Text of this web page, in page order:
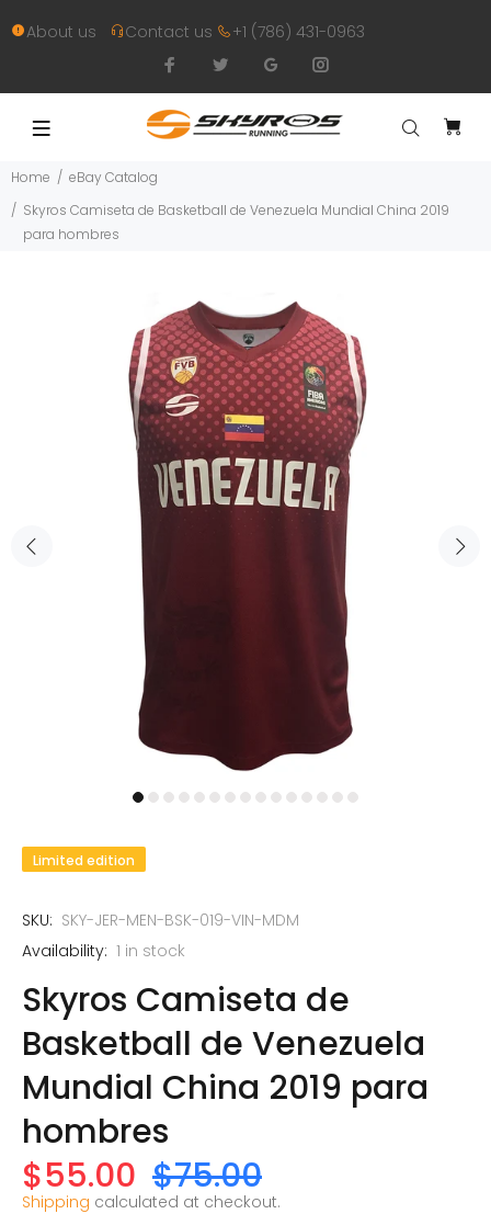
About us Contact us +1 (786) 431-0963
Home
eBay Catalog
Skyros Camiseta de Basketball de Venezuela Mundial China 2019
para hombres
Limited edition
SKU: SKY-JER-MEN-BSK-019-VIN-MDM
Availability: 1 in stock
Skyros Camiseta de
Basketball de Venezuela
Mundial China 2019 para
hombres
$55.00 $75.00
Shipping calculated at checkout.